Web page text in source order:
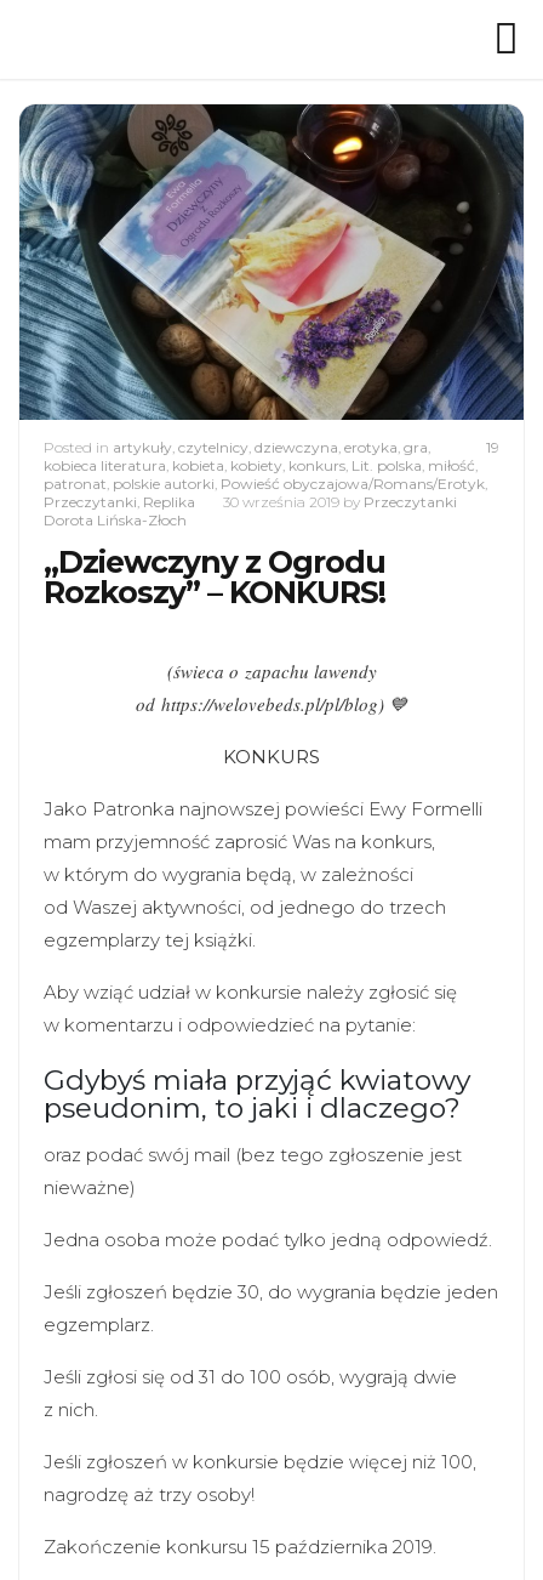
19
Posted in artykuły, czytelnicy, dziewczyna, erotyka, gra,
kobieca literatura, kobieta, kobiety, konkurs, Lit. polska, miłość,
patronat, polskie autorki, Powieść obyczajowa/Romans/Erotyk,
Przeczytanki, Replika 30 września 2019 by Przeczytanki
Dorota Lińska-Złoch
„Dziewczyny z Ogrodu
Rozkoszy” – KONKURS!
(świeca o zapachu lawendy
od https://welovebeds.pl/pl/blog) 💙
KONKURS
Jako Patronka najnowszej powieści Ewy Formelli
mam przyjemność zaprosić Was na konkurs,
w którym do wygrania będą, w zależności
od Waszej aktywności, od jednego do trzech
egzemplarzy tej książki.
Aby wziąć udział w konkursie należy zgłosić się
w komentarzu i odpowiedzieć na pytanie:
Gdybyś miała przyjąć kwiatowy
pseudonim, to jaki i dlaczego?
oraz podać swój mail (bez tego zgłoszenie jest
nieważne)
Jedna osoba może podać tylko jedną odpowiedź.
Jeśli zgłoszeń będzie 30, do wygrania będzie jeden
egzemplarz.
Jeśli zgłosi się od 31 do 100 osób, wygrają dwie
z nich.
Jeśli zgłoszeń w konkursie będzie więcej niż 100,
nagrodzę aż trzy osoby!
Zakończenie konkursu 15 października 2019.